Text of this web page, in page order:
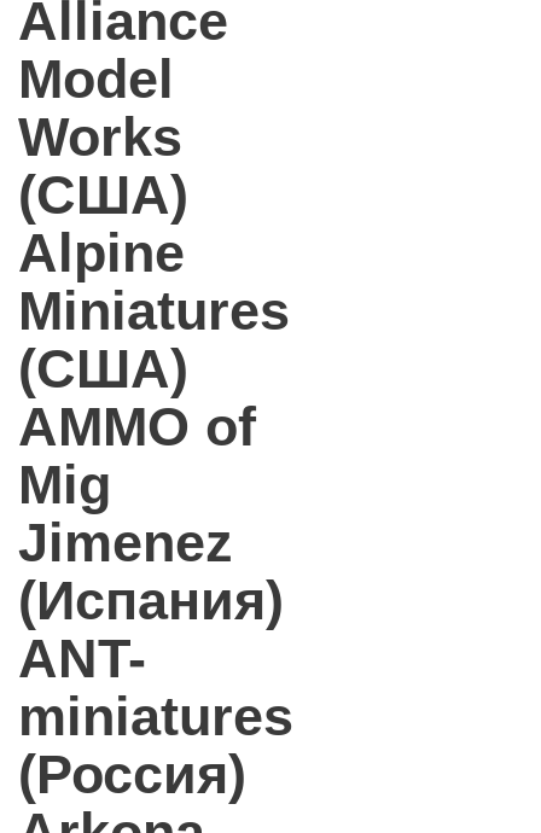
Alliance
Model
Works
(США)
Alpine
Miniatures
(США)
AMMO of
Mig
Jimenez
(Испания)
ANT-
miniatures
(Россия)